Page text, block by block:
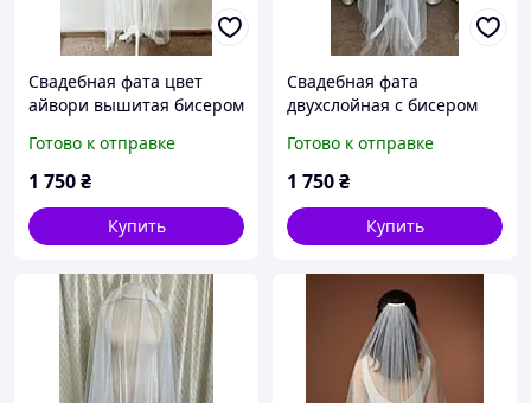
Свадебная фата цвет
айвори вышитая бисером
молочный и белый)
Готово к отправке
1 750₴
Купить
Свадебная фата
двухслойная с бисером
Готово к отправке
1 750₴
Купить